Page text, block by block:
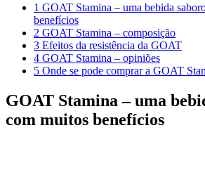
1 GOAT Stamina – uma bebida
benefícios
2 GOAT Stamina – composição
3 Efeitos da resistência da GOAT
4 GOAT Stamina – opiniões
5 Onde se pode comprar a GOAT
GOAT Stamina – uma
com muitos benefícios